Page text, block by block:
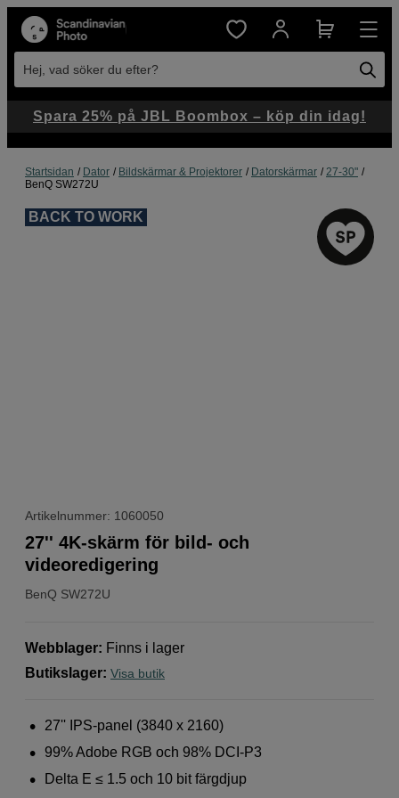
Hej, vad söker du efter?
Startsidan Dator Bildskärmar & Projektorer Datorskärmar
27-30"
BenQ SW272U
BACK TO WORK
Artikelnummer: 1060050
BenQ SW272U
27'' 4K-skärm för bild- och
videoredigering
Webblager: Finns i lager
Butikslager: Visa butik
27'' IPS-panel (3840 x 2160)
99% Adobe RGB och 98% DCI-P3
Delta E ≤ 1.5 och 10 bit färgdjup
Spara 25% på JBL Boombox – köp din idag!